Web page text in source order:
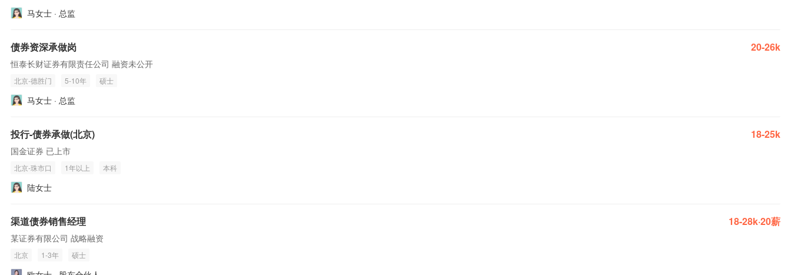
马女士 · 总监
债券资深承做岗 20-26k
恒泰长财证券有限责任公司 融资未公开
北京-德胜门 5-10年 硕士
马女士 · 总监
投行-债券承做(北京) 18-25k
国金证券 已上市
北京-珠市口 1年以上 本科
陆女士
渠道债券销售经理 18-28k·20薪
某证券有限公司 战略融资
北京 1-3年 硕士